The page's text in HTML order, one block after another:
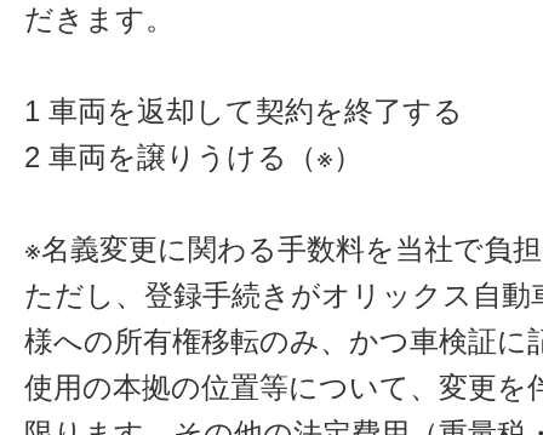
だきます。
1 車両を返却して契約を終了する
2 車両を譲りうける（※）
※名義変更に関わる手数料を当社で負
ただし、登録手続きがオリックス自動
様への所有権移転のみ、かつ車検証に
使用の本拠の位置等について、変更を